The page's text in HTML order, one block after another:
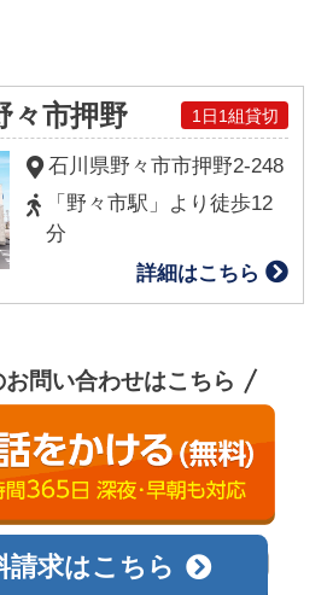
々市押野 1日1組貸切
石川県野々市市押野2-248
「野々市駅」より徒歩12
分
詳細はこちら
問い合わせはこちら
144-300
請求はこちら